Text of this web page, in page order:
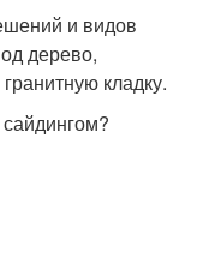
и видов
дерево,
кладку.